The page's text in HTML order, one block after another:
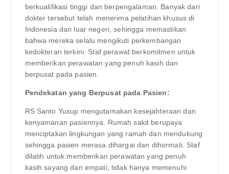
berkualifikasi tinggi dan berpengalaman. Banyak dari
dokter tersebut telah menerima pelatihan khusus di
Indonesia dan luar negeri, sehingga memastikan
bahwa mereka selalu mengikuti perkembangan
kedokteran terkini. Staf perawat berkomitmen untuk
memberikan perawatan yang penuh kasih dan
berpusat pada pasien.
Pendekatan yang Berpusat pada Pasien:
RS Santo Yusup mengutamakan kesejahteraan dan
kenyamanan pasiennya. Rumah sakit berupaya
menciptakan lingkungan yang ramah dan mendukung
sehingga pasien merasa dihargai dan dihormati. Staf
dilatih untuk memberikan perawatan yang penuh
kasih sayang dan empati, tidak hanya memenuhi